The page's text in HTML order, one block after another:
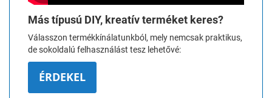
Más típusú DIY, kreatív terméket keres?
Válasszon termékkínálatunkból, mely nemcsak praktikus,
de sokoldalú felhasználást tesz lehetővé:
ÉRDEKEL